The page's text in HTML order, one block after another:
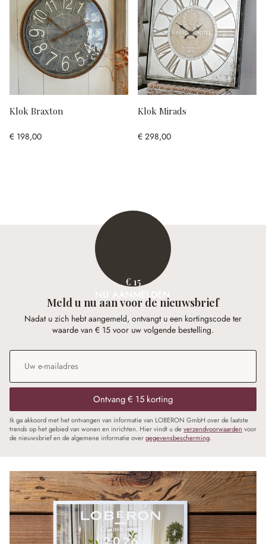
Klok Braxton
€ 198,00
Klok Mirads
€ 298,00
€ 15
NU AANMELDEN
Meld u nu aan voor de nieuwsbrief
Nadat u zich hebt aangemeld, ontvangt u een kortingscode ter
waarde van € 15 voor uw volgende bestelling.
E-mailadres
Ontvang € 15 korting
Ik ga akkoord met het ontvangen van informatie van LOBERON GmbH over de laatste
trends op het gebied van wonen en inrichten. Hier vindt u deverzendvoorwaarden voor
de nieuwsbrief en de algemene informatie overgegevensbescherming.